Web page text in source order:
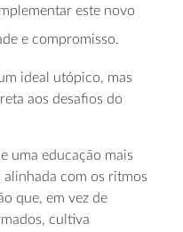
este novo
e compromisso.
ideal utópico, mas
aos desafios do
uma educação mais
alinhada com os ritmos
que, em vez de
cultiva